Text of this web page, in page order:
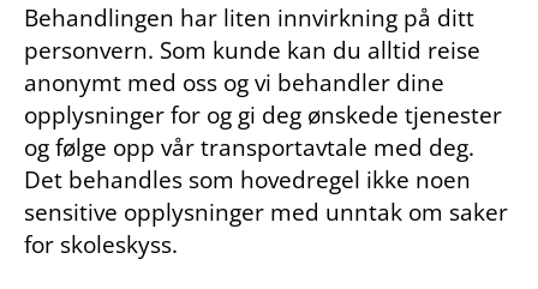
Behandlingen har liten innvirkning på ditt
personvern. Som kunde kan du alltid reise
anonymt med oss og vi behandler dine
opplysninger for og gi deg ønskede tjenester
og følge opp vår transportavtale med deg.
Det behandles som hovedregel ikke noen
sensitive opplysninger med unntak om saker
for skoleskyss.